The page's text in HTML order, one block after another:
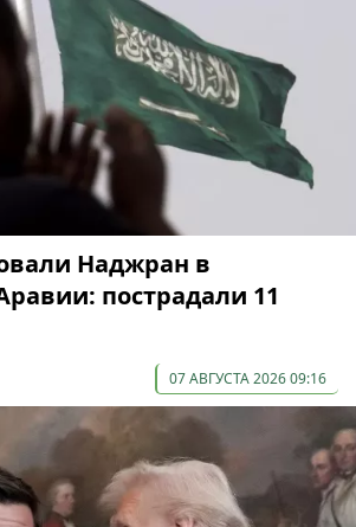
Наджран в
пострадали 11
07 АВГУСТА 2026 09:16